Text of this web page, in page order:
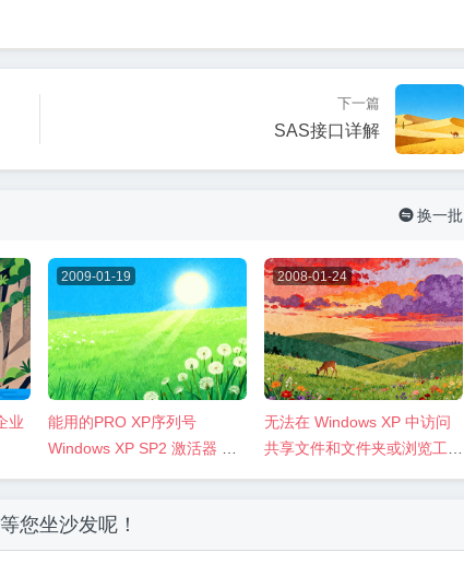
下一篇
SAS接口详解
 换一批
业
2009-01-19
能用的PRO XP序列号
Windows XP SP2 激活器 完
2008-01-24
无法在 Windows XP 中访问
共享文件和文件夹或浏览工作
等您坐沙发呢！